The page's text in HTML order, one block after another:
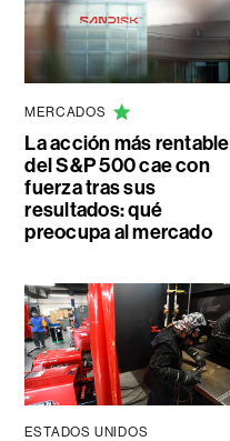
MERCADOS
La acción más rentable
del S&P 500 cae con
fuerza tras sus
resultados: qué
preocupa al mercado
ESTADOS UNIDOS